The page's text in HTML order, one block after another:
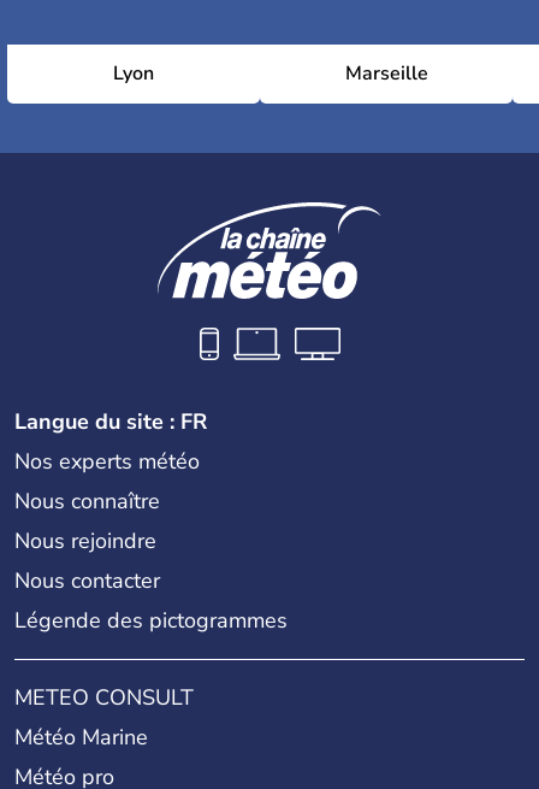
Lyon Marseille
Langue du site : FR
Nos experts météo
Nous connaître
Nous rejoindre
Nous contacter
Légende des pictogrammes
METEO CONSULT
Météo Marine
Météo pro